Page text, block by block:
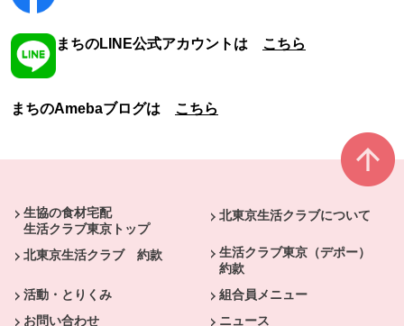
まちのLINE公式アカウントは こちら
まちのAmebaブログは こちら
生協の食材宅配
生活クラブ東京トップ
北東京生活クラブについて
北東京生活クラブ 約款
生活クラブ東京（デポー）
約款
活動・とりくみ
組合員メニュー
お問い合わせ
ニュース